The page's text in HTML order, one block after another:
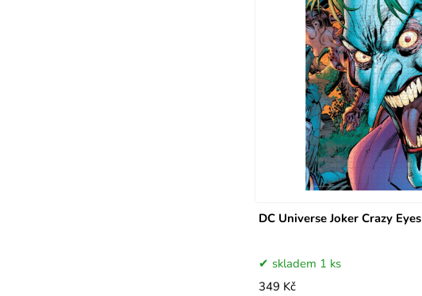
DC Universe Joker Crazy Eyes
skladem 1 ks
349 Kč